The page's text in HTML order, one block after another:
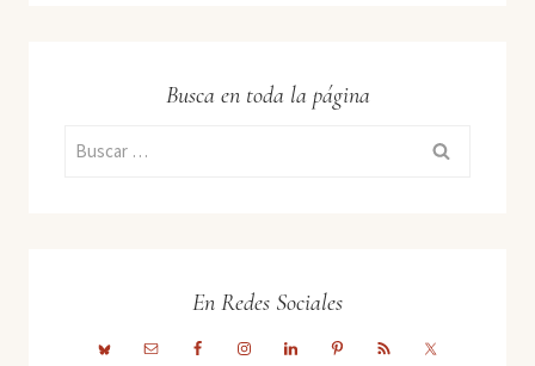
Busca en toda la página
Buscar:
En Redes Sociales